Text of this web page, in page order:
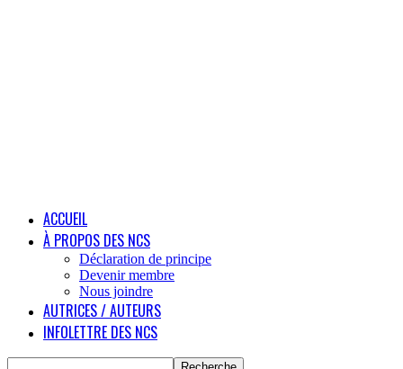
ACCUEIL
À PROPOS DES NCS
Déclaration de principe
Devenir membre
Nous joindre
AUTRICES / AUTEURS
INFOLETTRE DES NCS